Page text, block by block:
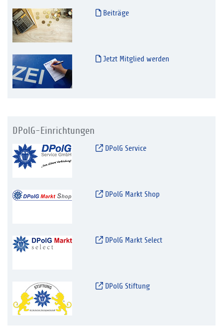
Beiträge
Jetzt Mitglied werden
DPolG-Einrichtungen
DPolG Service
DPolG Markt Shop
DPolG Markt Select
DPolG Stiftung